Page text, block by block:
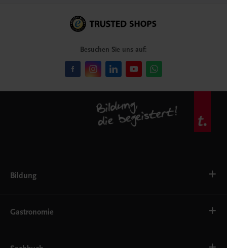
Besuchen Sie uns auf:
Bildung
AHS
EWF/ZWF
Gastronomie